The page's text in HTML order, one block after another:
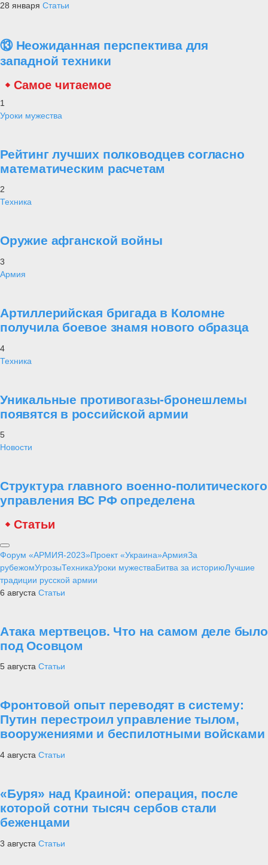
28 января Статьи
⑬ Неожиданная перспектива для
западной техники
Самое читаемое
1
Уроки мужества
Рейтинг лучших полководцев согласно
математическим расчетам
2
Техника
Оружие афганской войны
3
Армия
Артиллерийская бригада в Коломне
получила боевое знамя нового образца
4
Техника
Уникальные противогазы-бронешлемы
появятся в российской армии
5
Новости
Структура главного военно-политического
управления ВС РФ определена
Статьи
Форум «АРМИЯ-2023»Проект «Украина»АрмияЗа
рубежомУгрозыТехникаУроки мужестваБитва за историюЛучшие
традиции русской армии
6 августа Статьи
Атака мертвецов. Что на самом деле было
под Осовцом
5 августа Статьи
Фронтовой опыт переводят в систему:
Путин перестроил управление тылом,
вооружениями и беспилотными войсками
4 августа Статьи
«Буря» над Краиной: операция, после
которой сотни тысяч сербов стали
беженцами
3 августа Статьи